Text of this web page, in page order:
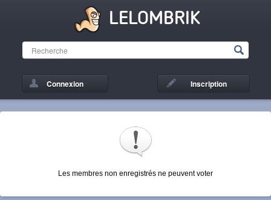
LELOMBRIK
Connexion Inscription
Les membres non enregistrés ne peuvent voter